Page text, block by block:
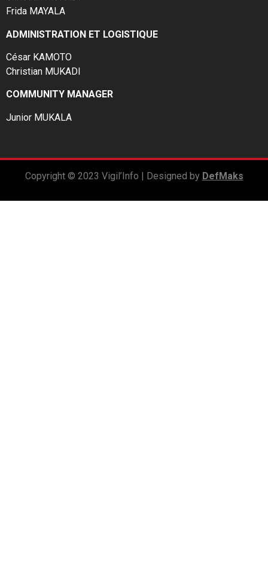
Frida MAYALA
ADMINISTRATION ET LOGISTIQUE
César KAMOTO
Christian MUKADI
COMMUNITY MANAGER
Junior MUKALA
Copyright © 2023 Vigil’Info | Designed by DefMaks